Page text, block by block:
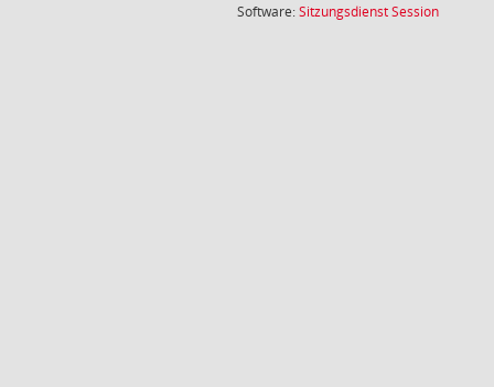
Software:SitzungsdienstSession(Wird in